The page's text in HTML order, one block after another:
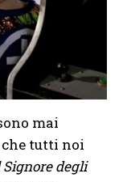
mai
che tutti noi
degli